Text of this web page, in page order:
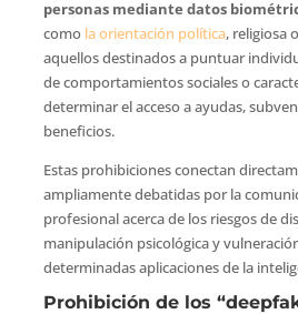
personas mediante datos
como la orientación política, religiosa
aquellos destinados a puntuar
de comportamientos sociales o
determinar el acceso a ayudas,
beneficios.
Estas prohibiciones conectan
ampliamente debatidas por la
profesional acerca de los riesgos de
manipulación psicológica y
determinadas aplicaciones de la
Prohibición de los